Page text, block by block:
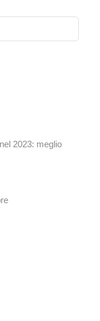
2023: meglio